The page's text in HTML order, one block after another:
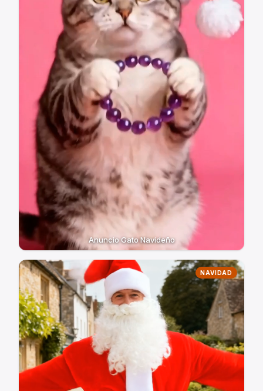
Anuncio Gato Navideño
NAVIDAD